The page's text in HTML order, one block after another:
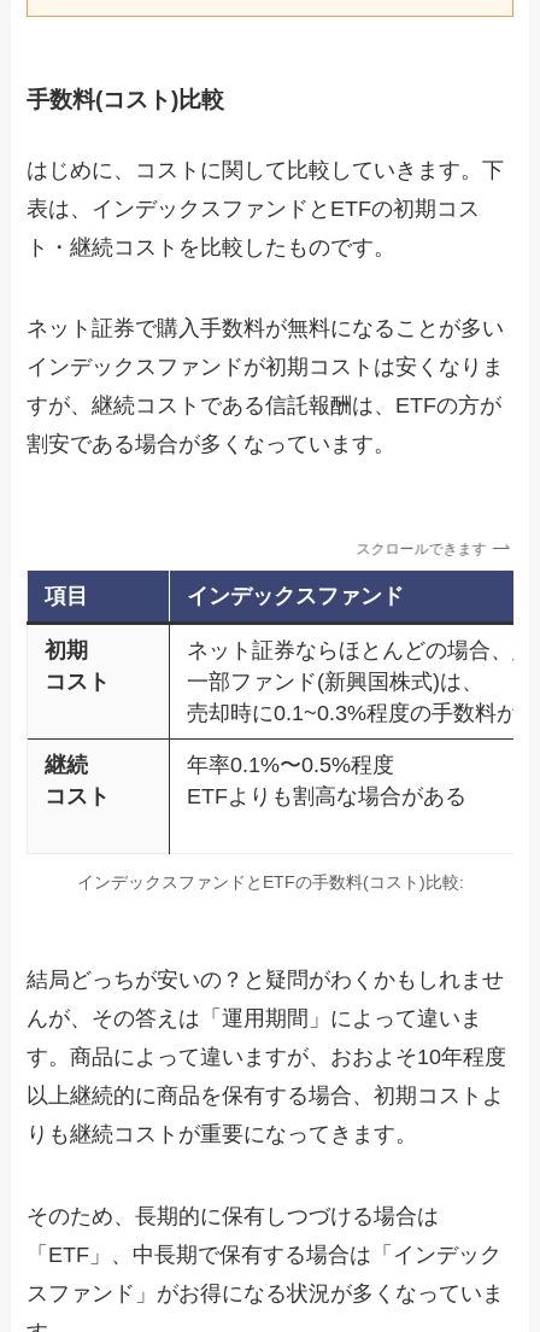
手数料(コスト)比較
はじめに、コストに関して比較していきます。下
表は、インデックスファンドとETFの初期コス
ト・継続コストを比較したものです。
ネット証券で購入手数料が無料になることが多い
インデックスファンドが初期コストは安くなりま
すが、継続コストである信託報酬は、ETFの方が
割安である場合が多くなっています。
スクロールできます
項目 インデックスファンド
初期
コスト
ネット証券ならほとんどの場合、
一部ファンド(新興国株式)は、
売却時に0.1~0.3%程度の手数料が
継続
コスト
年率0.1%〜0.5%程度
ETFよりも割高な場合がある
インデックスファンドとETFの手数料(コスト)比較:
結局どっちが安いの？と疑問がわくかもしれませ
んが、その答えは「運用期間」によって違いま
す。商品によって違いますが、おおよそ10年程度
以上継続的に商品を保有する場合、初期コストよ
りも継続コストが重要になってきます。
そのため、長期的に保有しつづける場合は
「ETF」、中長期で保有する場合は「インデック
スファンド」がお得になる状況が多くなっていま